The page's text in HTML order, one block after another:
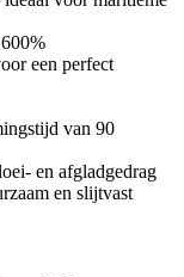
een perfect
van 90
en afgladgedrag
en slijtvast